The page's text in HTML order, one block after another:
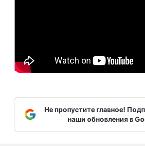
Не пропустите главное!
наши обновления в